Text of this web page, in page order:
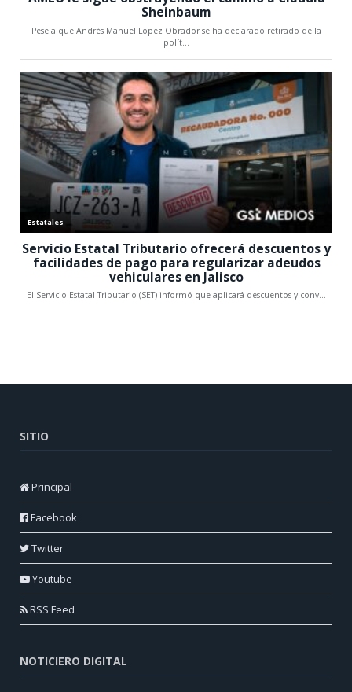
SITIO
Principal
Facebook
Twitter
Youtube
RSS Feed
NOTICIERO DIGITAL